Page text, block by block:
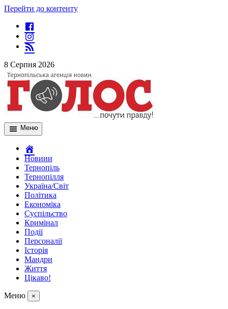
Перейти до контенту
8 Серпня 2026
Меню
Новини
Тернопіль
Тернопілля
Україна/Світ
Політика
Економіка
Суспільство
Кримінал
Події
Персоналії
Історія
Мандри
Життя
Цікаво!
Меню ×